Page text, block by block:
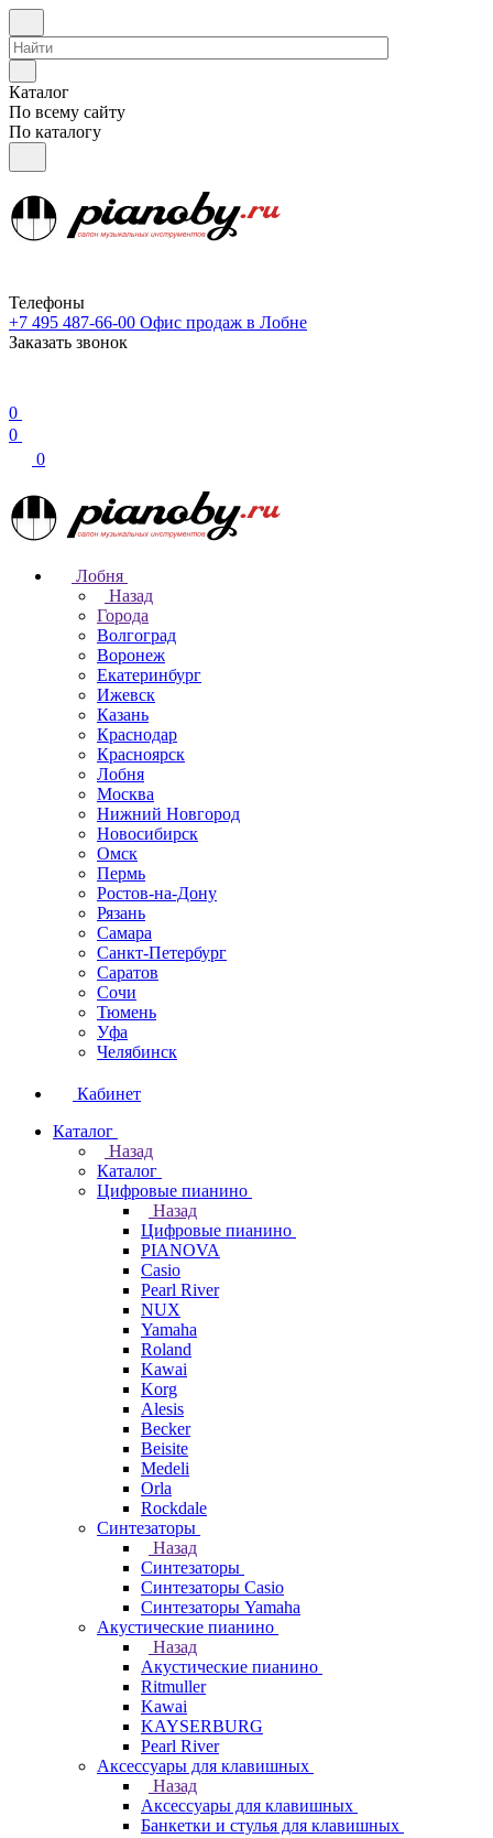
Каталог
По всему сайту
По каталогу
Телефоны
+7 495 487-66-00 Офис продаж в Лобне
Заказать звонок
0
0
0
Лобня
Назад
Города
Волгоград
Воронеж
Екатеринбург
Ижевск
Казань
Краснодар
Красноярск
Лобня
Москва
Нижний Новгород
Новосибирск
Омск
Пермь
Ростов-на-Дону
Рязань
Самара
Санкт-Петербург
Саратов
Сочи
Тюмень
Уфа
Челябинск
Кабинет
Каталог
Назад
Каталог
Цифровые пианино
Назад
Цифровые пианино
PIANOVA
Casio
Pearl River
NUX
Yamaha
Roland
Kawai
Korg
Alesis
Becker
Beisite
Medeli
Orla
Rockdale
Синтезаторы
Назад
Синтезаторы
Синтезаторы Casio
Синтезаторы Yamaha
Акустические пианино
Назад
Акустические пианино
Ritmuller
Kawai
KAYSERBURG
Pearl River
Аксессуары для клавишных
Назад
Аксессуары для клавишных
Банкетки и стулья для клавишных